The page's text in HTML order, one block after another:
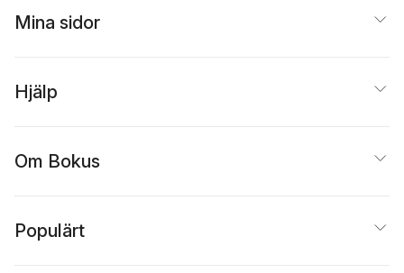
Mina sidor
Hjälp
Om Bokus
Populärt